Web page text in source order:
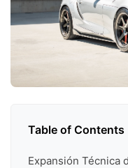
Table of Contents
Expansión Técnica